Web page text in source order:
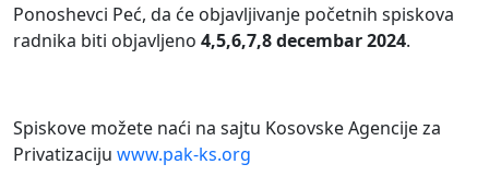
Ponoshevci Peć, da će objavljivanje početnih spiskova
radnika biti objavljeno 4,5,6,7,8 decembar 2024.
Spiskove možete naći na sajtu Kosovske Agencije za
Privatizaciju www.pak-ks.org